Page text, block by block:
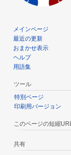
メインページ
最近の更新
おまかせ表示
ヘルプ
用語集
ツール
特別ページ
印刷用バージョン
このページの短縮URL
共有